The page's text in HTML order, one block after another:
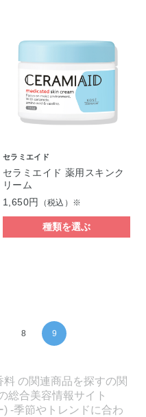
セラミエイド
セラミエイド 薬用スキンク
リーム
1,650円
（税込）※
種類を選ぶ
8 9
の関連商品を探すの関
総合美容情報サイト
-季節やトレンドに合わ